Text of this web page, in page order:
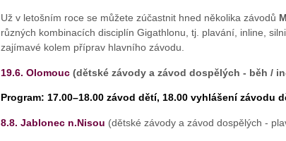
Už v letošním roce se můžete zúčastnit hned několika závodů
různých kombinacích disciplín Gigathlonu, tj. plavání, inline,
zajímavé kolem příprav hlavního závodu.
19.6. Olomouc(dětské závody a závod dospělých - běh /
Program: 17.00–18.00 závod dětí, 18.00 vyhlášení
8.8. Jablonec n.Nisou (dětské závody a závod dospělých -